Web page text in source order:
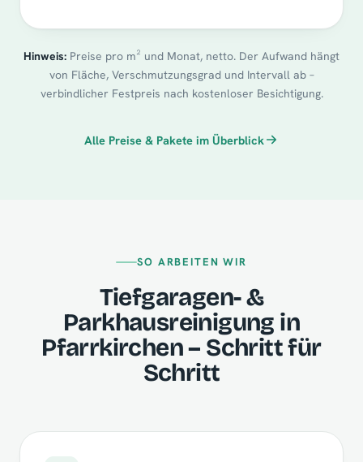
Hinweis: Preise pro m² und Monat, netto. Der Aufwand hängt
von Fläche, Verschmutzungsgrad und Intervall ab –
verbindlicher Festpreis nach kostenloser Besichtigung.
Alle Preise & Pakete im Überblick
SO ARBEITEN WIR
Tiefgaragen- &
Parkhausreinigung in
Pfarrkirchen – Schritt für
Schritt